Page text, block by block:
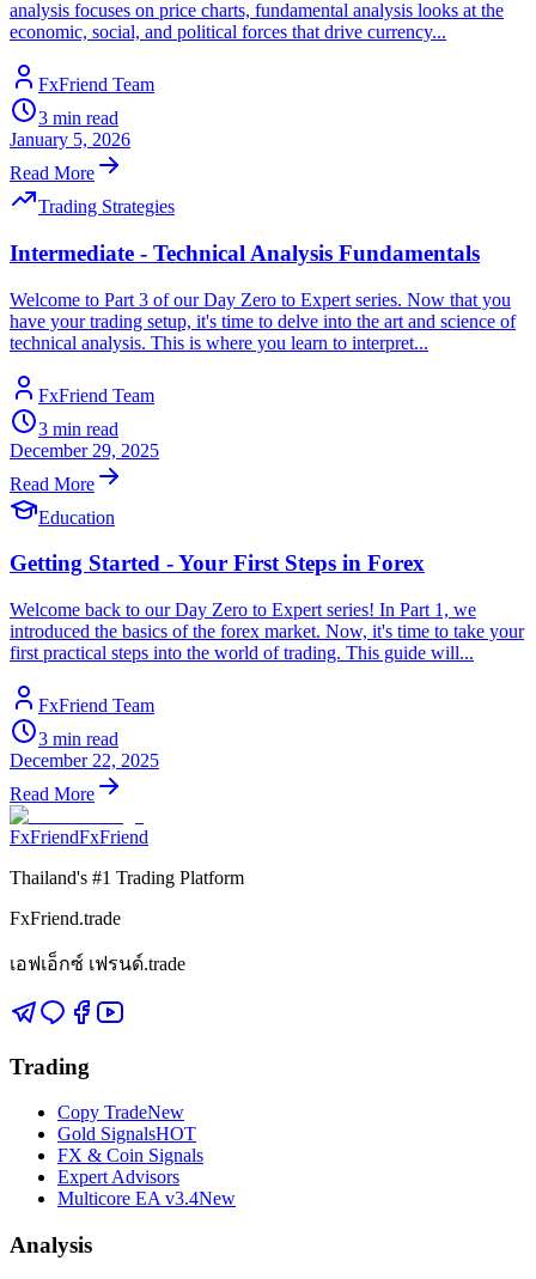
analysis focuses on price charts, fundamental analysis looks at the
economic, social, and political forces that drive currency...
FxFriend Team
3 min read
January 5, 2026
Read More
Trading Strategies
Intermediate - Technical Analysis Fundamentals
Welcome to Part 3 of our Day Zero to Expert series. Now that you
have your trading setup, it's time to delve into the art and science of
technical analysis. This is where you learn to interpret...
FxFriend Team
3 min read
December 29, 2025
Read More
Education
Getting Started - Your First Steps in Forex
Welcome back to our Day Zero to Expert series! In Part 1, we
introduced the basics of the forex market. Now, it's time to take your
first practical steps into the world of trading. This guide will...
FxFriend Team
3 min read
December 22, 2025
Read More
FxFriendFxFriend
Thailand's #1 Trading Platform
FxFriend.trade
เอฟเอ็กซ์ เฟรนด์.trade
Trading
Copy TradeNew
Gold SignalsHOT
FX & Coin Signals
Expert Advisors
Multicore EA v3.4New
Analysis